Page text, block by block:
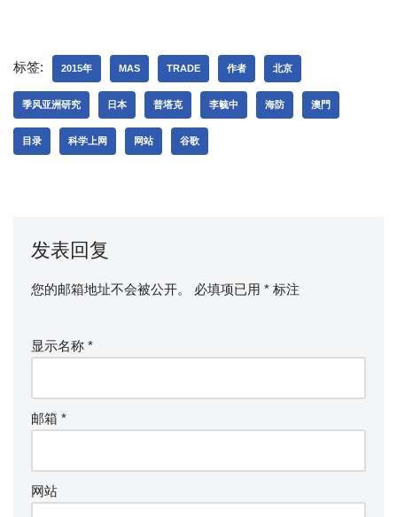
标签: 2015年 MAS TRADE 作者 北京
季风亚洲研究 日本 普塔克 李毓中 海防 澳門
目录 科学上网 网站 谷歌
发表回复
您的邮箱地址不会被公开。 必填项已用 * 标注
显示名称 *
邮箱 *
网站